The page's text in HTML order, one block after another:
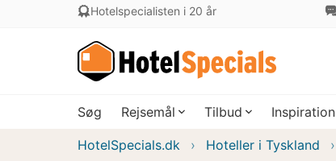
Hotelspecialisten i 20 år
Søg Rejsemål Tilbud Inspiration
HotelSpecials.dk Hoteller i Tyskland